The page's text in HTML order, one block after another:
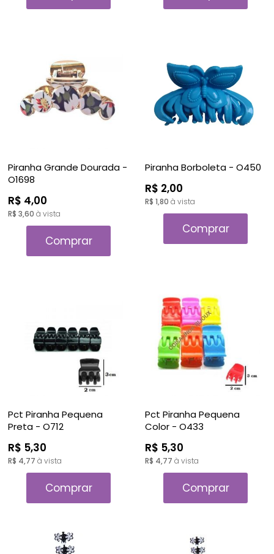
Piranha Grande Dourada -
O1698
R$ 4,00
R$ 3,60 à vista
Comprar
Piranha Borboleta - O450
R$ 2,00
R$ 1,80 à vista
Comprar
Pct Piranha Pequena
Preta - O712
R$ 5,30
R$ 4,77 à vista
Comprar
Pct Piranha Pequena
Color - O433
R$ 5,30
R$ 4,77 à vista
Comprar